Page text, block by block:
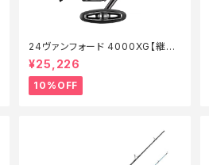
24ヴァンフォード 4000XG【継続
セール_リール】【10】
¥25,226
10%OFF